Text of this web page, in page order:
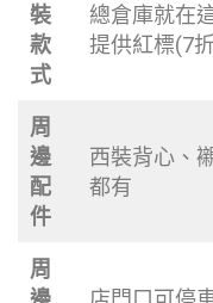
裝
款
式
總倉庫就在
提供紅標(7
周
邊
配
件
西裝背心、
都有
周